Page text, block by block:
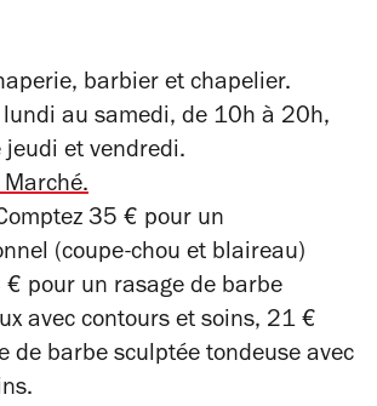
barbier et chapelier.
lundi au samedi, de 10h à 20h,
et vendredi.
Marché.
35 € pour un
(coupe-chou et blaireau)
€ pour un rasage de barbe
avec contours et soins, 21 €
de barbe sculptée tondeuse avec